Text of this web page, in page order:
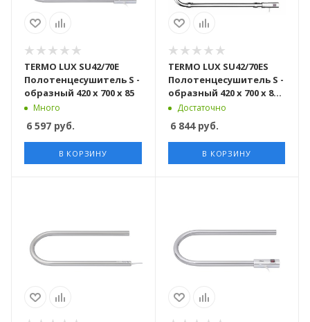
TERMO LUX SU42/70E
Полотенцесушитель S -
образный 420 х 700 х 85
Много
6 597 руб.
В КОРЗИНУ
TERMO LUX SU42/70ES
Полотенцесушитель S -
образный 420 х 700 х 85 с
включателем
Достаточно
6 844руб.
В КОРЗИНУ